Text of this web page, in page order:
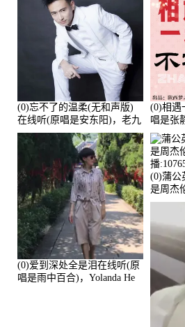
(0)忘不了的温柔(无和声版)
在线听(原唱是安东阳)，老九
演唱点播:17392次
(0)相遇
唱是张
播
(0)爱到深处全是泪在线听(原
唱是雨中百合)，Yolanda He
(0)蒲公
是周杰
播